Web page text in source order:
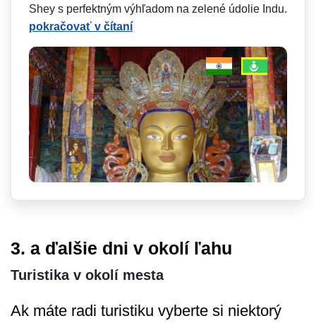
Shey s perfektným výhľadom na zelené údolie Indu.
pokračovať v čítaní
3. a ďalšie dni v okolí ľahu
Turistika v okolí mesta
Ak máte radi turistiku vyberte si niektorý